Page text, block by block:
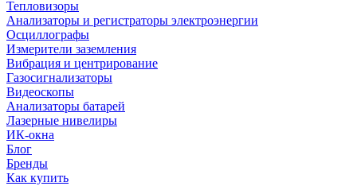
Тепловизоры
Анализаторы и регистраторы электроэнергии
Осциллографы
Измерители заземления
Вибрация и центрирование
Газосигнализаторы
Видеоскопы
Анализаторы батарей
Лазерные нивелиры
ИК-окна
Блог
Бренды
Как купить